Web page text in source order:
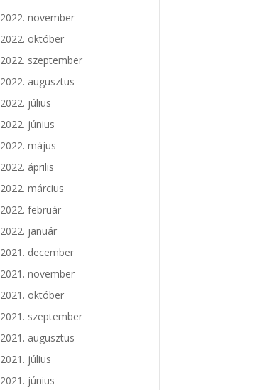
2022. november
2022. október
2022. szeptember
2022. augusztus
2022. július
2022. június
2022. május
2022. április
2022. március
2022. február
2022. január
2021. december
2021. november
2021. október
2021. szeptember
2021. augusztus
2021. július
2021. június